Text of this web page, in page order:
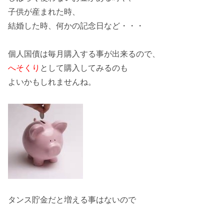
子供が産まれた時、
結婚した時、 何かの記念日 など・・・
個人国債は毎月購入する事が出来るので、
へそくり として購入してみるのも
よいかもしれませんね。
タンス貯金だと増える事はないので